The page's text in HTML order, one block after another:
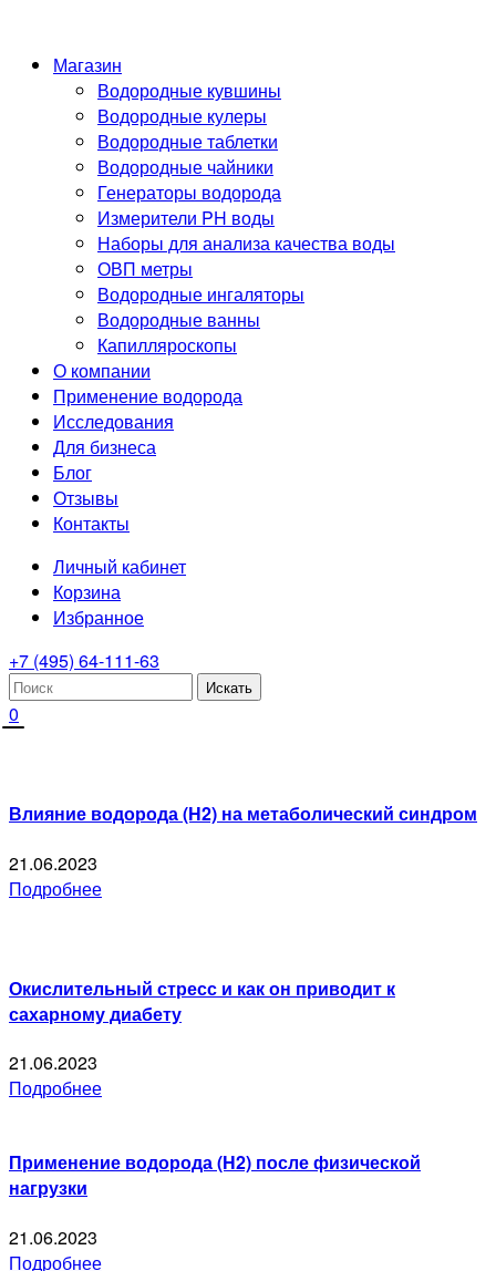
Магазин
Водородные кувшины
Водородные кулеры
Водородные таблетки
Водородные чайники
Генераторы водорода
Измерители PH воды
Наборы для анализа качества воды
ОВП метры
Водородные ингаляторы
Водородные ванны
Капилляроскопы
О компании
Применение водорода
Исследования
Для бизнеса
Блог
Отзывы
Контакты
Личный кабинет
Корзина
Избранное
+7 (495) 64-111-63
0
Влияние водорода (H2) на метаболический синдром
21.06.2023
Подробнее
Окислительный стресс и как он приводит к
сахарному диабету
21.06.2023
Подробнее
Применение водорода (H2) после физической
нагрузки
21.06.2023
Подробнее